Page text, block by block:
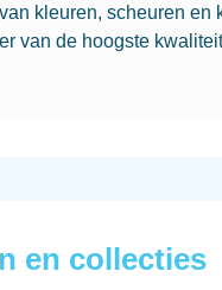
kleuren, scheuren en
van de hoogste
en collecties